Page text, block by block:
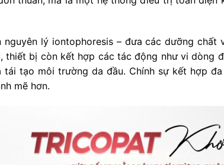
lý iontophoresis – đưa các dưỡng chất
thiết bị còn kết hợp các tác động như vi dòng
tái tạo môi trường da đầu. Chính sự kết hợp
mẽ hơn.